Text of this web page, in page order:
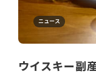
ニュース
ウイスキー副